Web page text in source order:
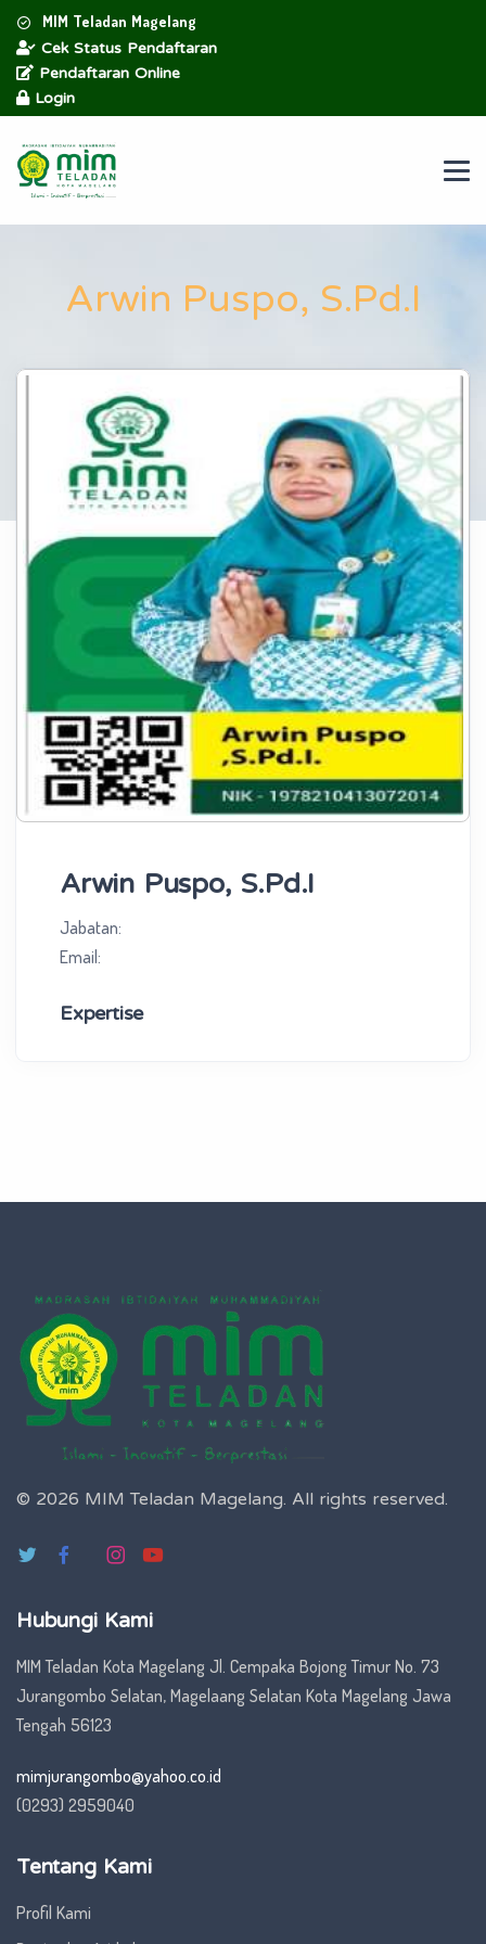
MIM Teladan Magelang
Cek Status Pendaftaran
Pendaftaran Online
Login
Arwin Puspo, S.Pd.I
Arwin Puspo, S.Pd.I
Jabatan:
Email:
Expertise
© 2026 MIM Teladan Magelang. All rights reserved.
Hubungi Kami
MIM Teladan Kota Magelang Jl. Cempaka Bojong Timur No. 73
Jurangombo Selatan, Magelaang Selatan Kota Magelang Jawa
Tengah 56123
mimjurangombo@yahoo.co.id
(0293) 2959040
Tentang Kami
Profil Kami